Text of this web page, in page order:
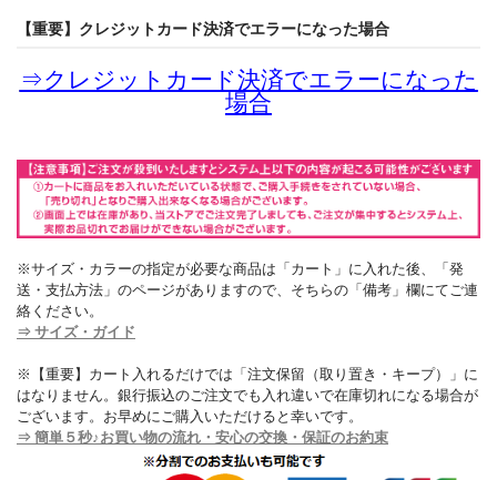
【重要】クレジットカード決済でエラーになった場合
⇒クレジットカード決済でエラーになった
場合
※サイズ・カラーの指定が必要な商品は「カート」に入れた後、「発
送・支払方法」のページがありますので、そちらの「備考」欄にてご連
絡ください。
⇒ サイズ・ガイド
※【重要】カート入れるだけでは「注文保留（取り置き・キープ）」に
はなりません。銀行振込のご注文でも入れ違いで在庫切れになる場合が
ございます。お早めにご購入いただけると幸いです。
⇒ 簡単５秒♪お買い物の流れ・安心の交換・保証のお約束